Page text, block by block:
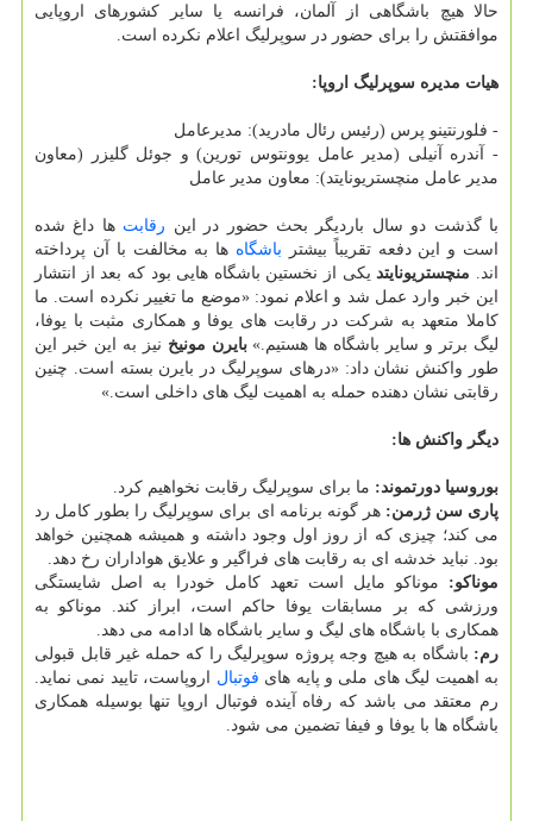
حالا هیچ باشگاهی از آلمان، فرانسه یا سایر کشورهای اروپایی
موافقتش را برای حضور در سوپرلیگ اعلام نکرده است.
هیات مدیره سوپرلیگ اروپا:
- فلورنتینو پرس (رئیس رئال مادرید): مدیرعامل
- آندره آنیلی (مدیر عامل یوونتوس تورین) و جوئل گلیزر (معاون
مدیر عامل منچستریونایتد): معاون مدیر عامل
با گذشت دو سال باردیگر بحث حضور در این رقابت ها داغ شده
است و این دفعه تقریباً بیشتر باشگاه ها به مخالفت با آن پرداخته
اند. منچستریونایتدیکی از نخستین باشگاه هایی بود که بعد از انتشار
این خبر وارد عمل شد و اعلام نمود: «موضع ما تغییر نکرده است. ما
کاملا متعهد به شرکت در رقابت های یوفا و همکاری مثبت با یوفا،
لیگ برتر و سایر باشگاه ها هستیم.»بایرن مونیخ نیز به این خبر این
طور واکنش نشان داد: «درهای سوپرلیگ در بایرن بسته است. چنین
رقابتی نشان دهنده حمله به اهمیت لیگ های داخلی است.»
دیگر واکنش ها:
بوروسیا دورتموند: ما برای سوپرلیگ رقابت نخواهیم کرد.
پاری سن ژرمن:هر گونه برنامه ای برای سوپرلیگ را بطور کامل رد
می کند؛ چیزی که از روز اول وجود داشته و همیشه همچنین خواهد
بود. نباید خدشه ای به رقابت های فراگیر و علایق هواداران رخ دهد.
موناکو: موناکو مایل است تعهد کامل خودرا به اصل شایستگی
ورزشی که بر مسابقات یوفا حاکم است، ابراز کند. موناکو به
همکاری با باشگاه های لیگ و سایر باشگاه ها ادامه می دهد.
رم: باشگاه به هیچ وجه پروژه سوپرلیگ را که حمله غیر قابل قبولی
به اهمیت لیگ های ملی و پایه های فوتبال اروپاست، تایید نمی نماید.
رم معتقد می باشد که رفاه آینده فوتبال اروپا تنها بوسیله همکاری
باشگاه ها با یوفا و فیفا تضمین می شود.